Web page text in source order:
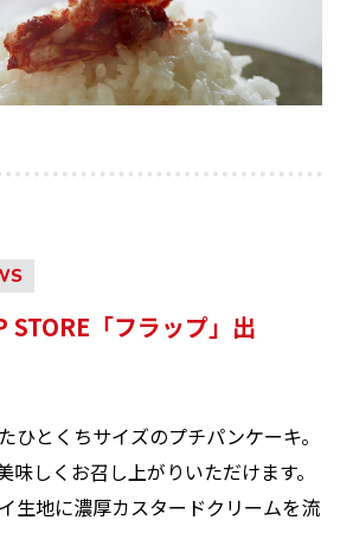
「フラップ」出
ひとくちサイズのプチパンケーキ。
味しくお召し上がりいただけます。
生地に濃厚カスタードクリームを流